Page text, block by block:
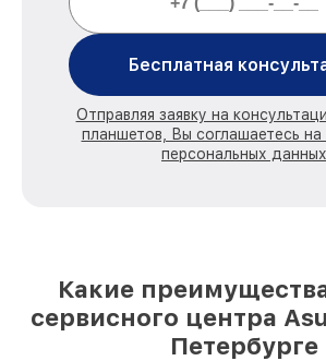
Бесплатная
Отправляя заявку на
планшетов, Вы соглашаетесь
персональных данных
Какие
сервисного центра
Петербурге